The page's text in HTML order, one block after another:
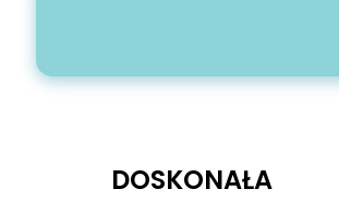
DOSKONAŁA